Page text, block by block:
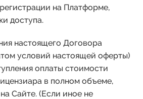
на Платформе,
доступа.
настоящего Договора
условий настоящей оферты)
оплаты стоимости
в полном объеме,
Сайте. (Если иное не